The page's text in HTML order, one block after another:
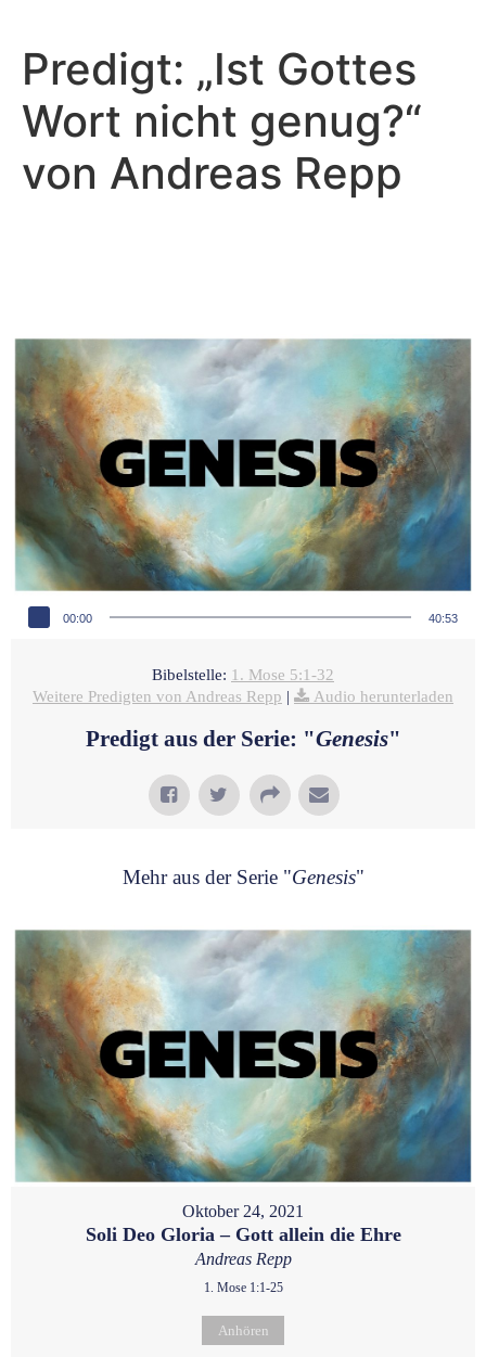
Predigt: „Ist Gottes
Wort nicht genug?“
von Andreas Repp
Audio-Player
00:00 40:53
Bibelstelle: 1. Mose 5:1-32
Weitere Predigten von Andreas Repp | Audio herunterladen
Predigt aus der Serie: "Genesis"
Mehr aus der Serie "Genesis"
Oktober 24, 2021
Soli Deo Gloria – Gott allein die Ehre
Andreas Repp
1. Mose 1:1-25
Anhören